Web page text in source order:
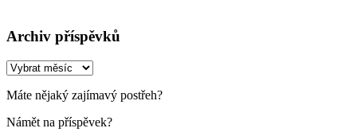
Archiv příspěvků
Archiv
Máte nějaký zajímavý postřeh?
Námět na příspěvek?